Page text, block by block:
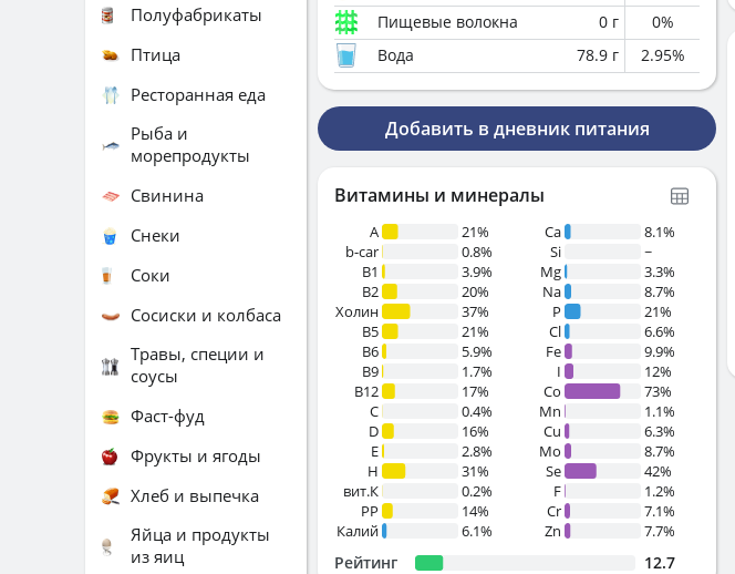
Пищевые волокна
0 г 0%
Вода
78.9 г 2.95%
Добавить в дневник питания
Витамины и минералы
A
21%
b-car
0.8%
В1
3.9%
B2
20%
Холин
37%
B5
21%
B6
5.9%
B9
1.7%
B12
17%
C
0.4%
D
16%
E
2.8%
H
31%
вит.К
0.2%
PP
14%
Калий
6.1%
Ca
8.1%
Si
~
Mg
3.3%
Na
8.7%
P
21%
Cl
6.6%
Fe
9.9%
I
12%
Co
73%
Mn
1.1%
Cu
6.3%
Mo
8.7%
Se
42%
F
1.2%
Cr
7.1%
Zn
7.7%
Рейтинг 12.7
Полуфабрикаты
Птица
Ресторанная еда
Рыба и
морепродукты
Свинина
Снеки
Соки
Сосиски и колбаса
Травы, специи и
соусы
Фаст-фуд
Фрукты и ягоды
Хлеб и выпечка
Яйца и продукты
из яиц